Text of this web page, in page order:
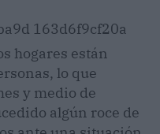
hogares están
lo que
y medio de
algún roce de